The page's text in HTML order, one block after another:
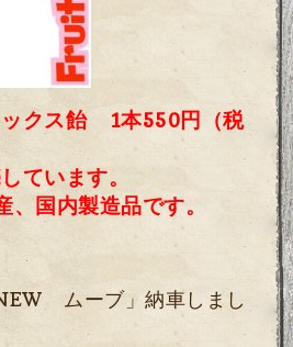
クス飴 1本550円（税
ています。
国内製造品です。
ムーブ」納車しまし